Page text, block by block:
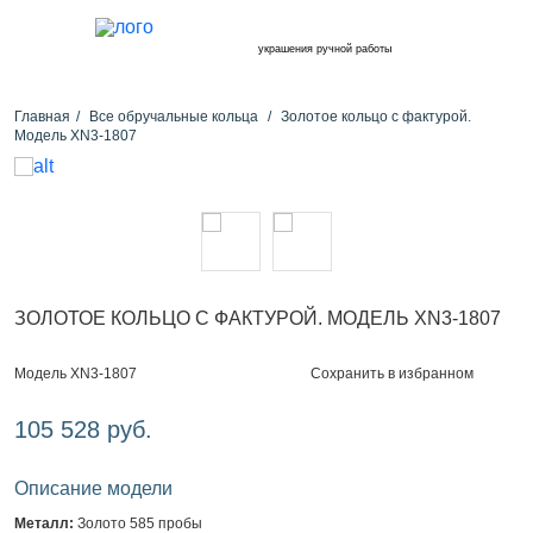
украшения ручной работы
Главная Все обручальные кольца
Золотое кольцо с фактурой.
Модель XN3-1807
ЗОЛОТОЕ КОЛЬЦО С ФАКТУРОЙ. МОДЕЛЬ XN3-1807
Модель XN3-1807 Сохранить в избранном
105 528 руб.
Описание модели
Металл: Золото 585 пробы